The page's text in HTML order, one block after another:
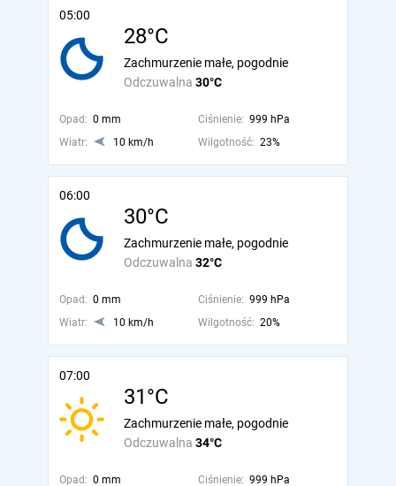
05:00
28°C
Odczuwalna 30°C
Zachmurzenie małe, pogodnie
Opad: 0 mm Ciśnienie: 999 hPa
Wiatr:
10 km/h Wilgotność: 23%
06:00
30°C
Odczuwalna 32°C
Zachmurzenie małe, pogodnie
Opad: 0 mm Ciśnienie: 999 hPa
Wiatr:
10 km/h Wilgotność: 20%
07:00
31°C
Odczuwalna 34°C
Zachmurzenie małe, pogodnie
Opad: 0 mm Ciśnienie: 999 hPa